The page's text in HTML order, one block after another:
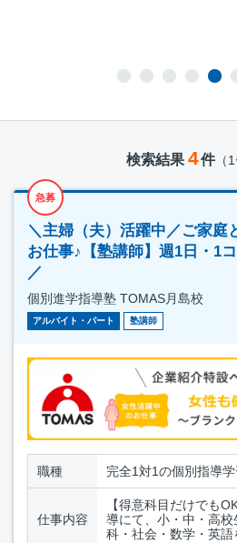
検索結果 4件（1
急募
＼主婦（夫）活躍中／ご家庭
お仕事♪【塾講師】週1日・1
／
個別進学指導塾 TOMAS月島校
アルバイト・パート 塾講師
職種 完全1対1の個別指導
仕事内容
【得意科目だけでも
導にて、小・中・高
科・社会・数学・英語